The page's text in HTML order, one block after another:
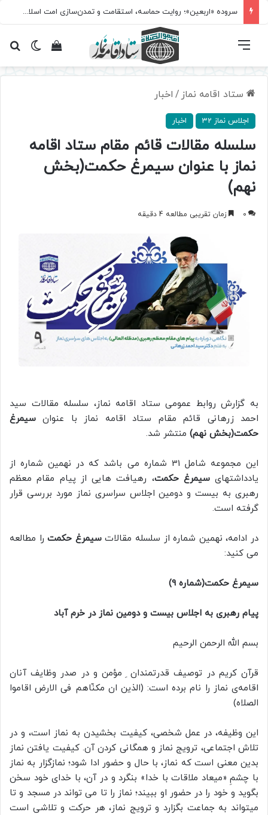
سروده‌ «اربعین»؛ روایت حماسه، استقامت و تمدن‌سازی امت اسلامی
تغییرمشاهده فهرست
ستاد اقامه نماز / اخبار
اجلاس نماز 32 اخبار
سلسله مقالات قائم مقام ستاد اقامه
نماز با عنوان سیمرغ حکمت(بخش
نهم)
0 زمان تقریبی مطالعه 4 دقیقه
به گزارش روابط عمومی ستاد اقامه نماز، سلسله مقالات سید
احمد زرهانی قائم مقام ستاد اقامه نماز با عنوان سیمرغ
حکمت(بخش نهم) منتشر شد.
این مجموعه شامل 31 شماره می باشد که در نهمین شماره از
یادداشتهایسیمرغ حکمت، رهیافت هایی از پیام مقام معظم
رهبری به بیست و دومین اجلاس سراسری نماز مورد بررسی قرار
گرفته است.
در ادامه، نهمین شماره از سلسله مقالاتسیمرغ حکمترا مطالعه
می کنید:
سیمرغ حکمت(شماره 9)
پیام رهبری به اجلاس بیست و دومین نماز در خرم آباد
بسم الله الرحمن الرحیم
قرآن کریم در توصیف قدرتمندان ِ مؤمن و در صدر وظایف آنان
اقامه‌ی نماز را نام برده است: (الذین ان مکنّاهم فی الارض اقاموا
الصلاه)
این وظیفه، در عمل شخصی، کیفیت بخشیدن به نماز است، و در
تلاش اجتماعی، ترویج نماز و همگانی کردن آن. کیفیت یافتن نماز
بدین معنی است که نماز، با حال و حضور ادا شود؛ نمازگزار به نماز
با چشمِ «میعاد ملاقات با خدا» بنگرد و در آن، با خدای خود سخن
بگوید و خود را در حضور او ببیند؛ نماز را تا می تواند در مسجد و تا
میتواند به جماعت بگزارد و ترویج نماز، هر حرکت و تلاشی است